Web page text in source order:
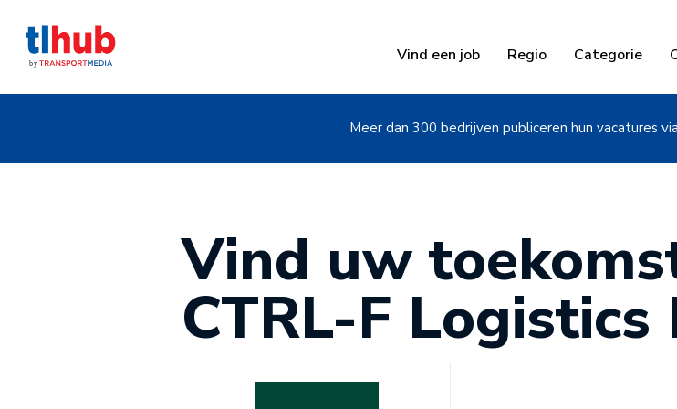
Vind een job Regio Categorie
Meer dan 300 bedrijven publiceren hun vacatures
Vind uw
CTRL-F